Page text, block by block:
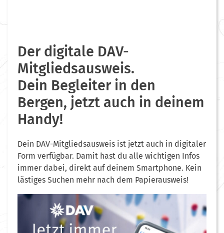
Der digitale DAV-
Mitgliedsausweis.
Dein Begleiter in den
Bergen, jetzt auch in deinem
Handy!
Dein DAV-Mitgliedsausweis ist jetzt auch in digitaler
Form verfügbar. Damit hast du alle wichtigen Infos
immer dabei, direkt auf deinem Smartphone. Kein
lästiges Suchen mehr nach dem Papierausweis!